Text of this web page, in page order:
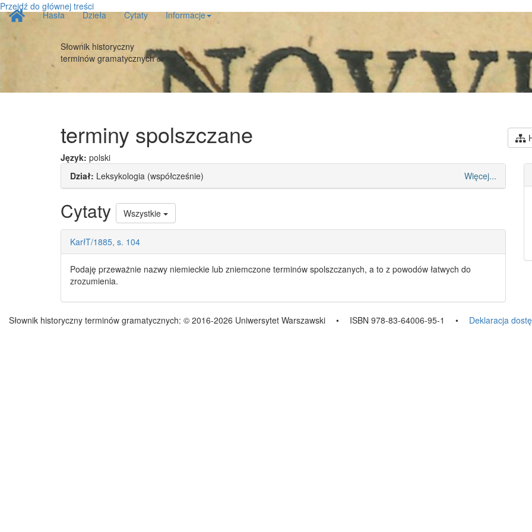
Przejdź do głównej treści
Strona
Hasła Dzieła Cytaty Informacje
Słownik historyczny
terminów gramatycznychonline
terminy spolszczane
Język: polski
Dział: Leksykologia (współcześnie) Więcej...
Cytaty Wszystkie
KarłT/1885, s. 104
Podaję przeważnie nazwy niemieckie lub zniemczone terminów spolszczanych, a to z powodów łatwych do
zrozumienia.
Słownik historyczny terminów gramatycznych: © 2016-2026 Uniwersytet Warszawski • ISBN 978-83-64006-95-1 • Deklaracja